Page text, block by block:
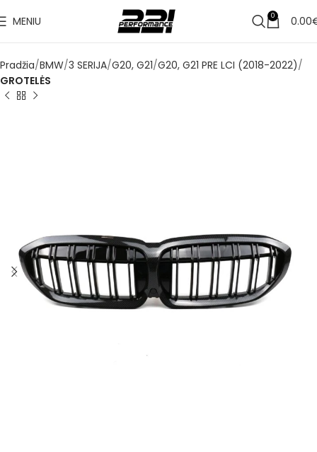
MENIU 0 0.00
Pradžia BMW 3 SERIJA G20, G21 G20, G21 PRE LCI (2018-2022)
GROTELĖS